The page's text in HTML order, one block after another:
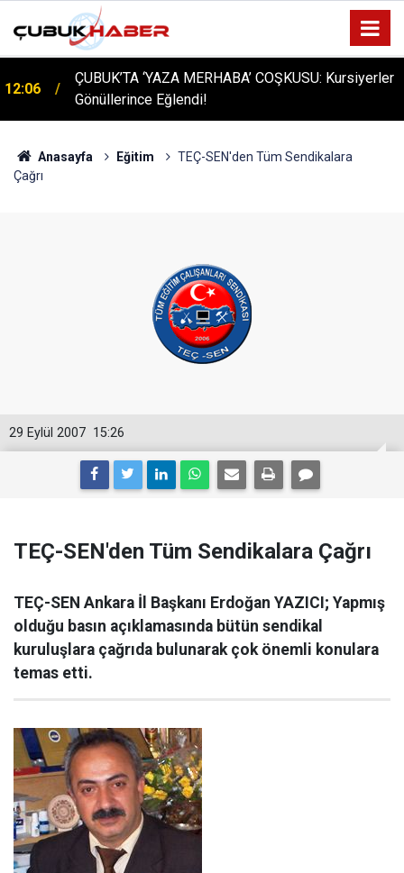
12:06
ÇUBUK’TA ‘YAZA MERHABA’ COŞKUSU: Kursiyerler
Gönüllerince Eğlendi!
Anasayfa Eğitim
TEÇ-SEN'den Tüm Sendikalara
Çağrı
15:26
29 Eylül 2007
TEÇ-SEN'den Tüm Sendikalara Çağrı
TEÇ-SEN Ankara İl Başkanı Erdoğan YAZICI; Yapmış
olduğu basın açıklamasında bütün sendikal
kuruluşlara çağrıda bulunarak çok önemli konulara
temas etti.